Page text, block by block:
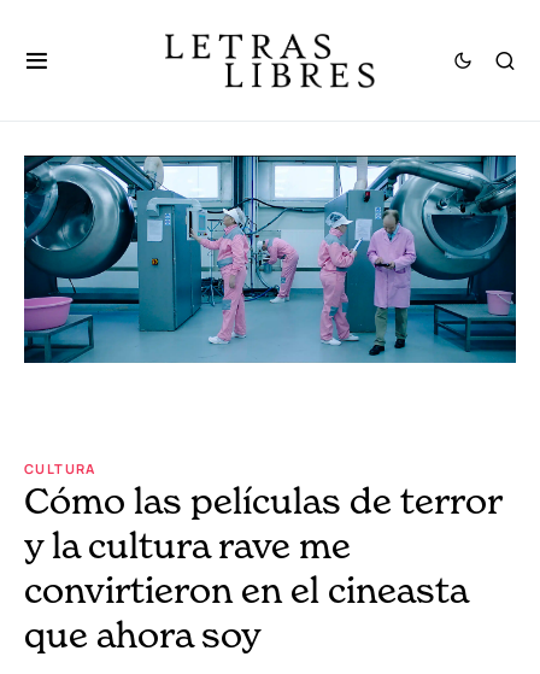
CULTURA
Cómo las películas de terror
y la cultura rave me
convirtieron en el cineasta
que ahora soy